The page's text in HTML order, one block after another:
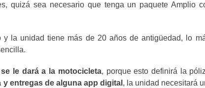
quizá sea necesario que tenga un paquete Amplio
la unidad tiene más de 20 años de antigüedad, lo
le dará a la motocicleta, porque esto definirá la
entregas de alguna app digital , la unidad necesitará